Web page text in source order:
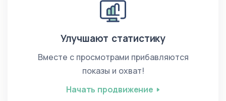
Улучшают статистику
Вместе с просмотрами прибавляются
показы и охват!
Начать продвижение